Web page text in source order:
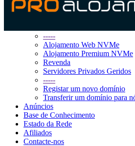
navegação
Área do Cliente
-----
Alojamento Web NVMe
Alojamento Premium NVMe
Revenda
Servidores Privados Geridos
-----
Registar um novo domínio
Transferir um domínio para
Anúncios
Base de Conhecimento
Estado da Rede
Afiliados
Contacte-nos